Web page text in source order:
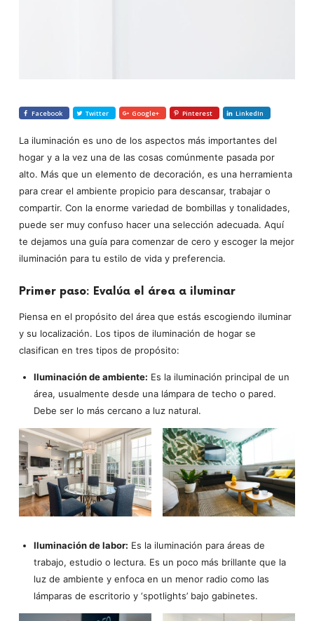
Facebook Twitter Google+ Pinterest LinkedIn
La iluminación es uno de los aspectos más importantes del
hogar y a la vez una de las cosas comúnmente pasada por
alto. Más que un elemento de decoración, es una herramienta
para crear el ambiente propicio para descansar, trabajar o
compartir. Con la enorme variedad de bombillas y tonalidades,
puede ser muy confuso hacer una selección adecuada. Aquí
te dejamos una guía para comenzar de cero y escoger la mejor
iluminación para tu estilo de vida y preferencia.
Primer paso: Evalúa el área a iluminar
Piensa en el propósito del área que estás escogiendo iluminar
y su localización. Los tipos de iluminación de hogar se
clasifican en tres tipos de propósito:
Iluminación de ambiente: Es la iluminación principal de un
área, usualmente desde una lámpara de techo o pared.
Debe ser lo más cercano a luz natural.
Iluminación de labor: Es la iluminación para áreas de
trabajo, estudio o lectura. Es un poco más brillante que la
luz de ambiente y enfoca en un menor radio como las
lámparas de escritorio y ‘spotlights’ bajo gabinetes.